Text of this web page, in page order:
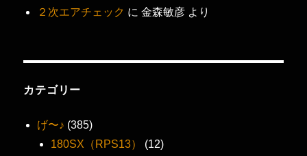
２次エアチェック に金森敏彦 より
カテゴリー
げ〜♪ (385)
180SX（RPS13）
(12)